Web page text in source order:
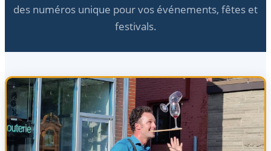
des numéros unique pour vos événements, fêtes et
festivals.